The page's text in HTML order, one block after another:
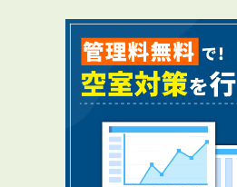
RENTALアブレイズの賃貸管理
管理料無料について